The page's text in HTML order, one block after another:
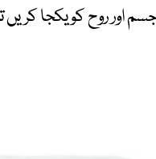
اور روح کو یکجا